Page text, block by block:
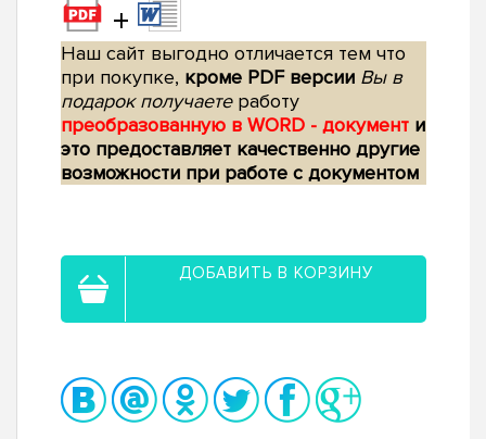
+
Наш сайт выгодно отличается тем что
при покупке, кроме PDF версии Вы в
подарок получаетеработу
преобразованную в WORD - документ и
это предоставляет качественно другие
возможности при работе с документом
ДОБАВИТЬ В КОРЗИНУ